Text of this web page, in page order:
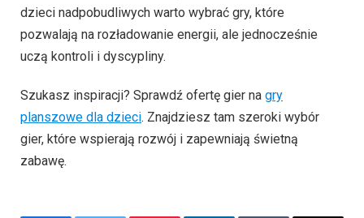
dzieci nadpobudliwych warto wybrać gry, które
pozwalają na rozładowanie energii, ale jednocześnie
uczą kontroli i dyscypliny.
Szukasz inspiracji? Sprawdź ofertę gier na gry
planszowe dla dzieci. Znajdziesz tam szeroki wybór
gier, które wspierają rozwój i zapewniają świetną
zabawę.